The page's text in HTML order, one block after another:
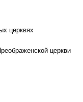
церквях
церкви